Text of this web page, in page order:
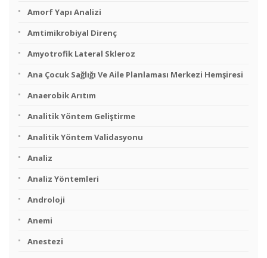
Amorf Yapı Analizi
Amtimikrobiyal Direnç
Amyotrofik Lateral Skleroz
Ana Çocuk Sağlığı Ve Aile Planlaması Merkezi Hemşiresi
Anaerobik Arıtım
Analitik Yöntem Geliştirme
Analitik Yöntem Validasyonu
Analiz
Analiz Yöntemleri
Androloji
Anemi
Anestezi